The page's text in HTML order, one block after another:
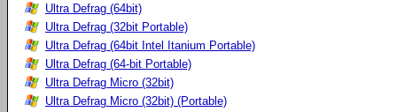
Ultra Defrag (64bit)
Ultra Defrag (32bit Portable)
Ultra Defrag (64bit Intel Itanium Portable)
Ultra Defrag (64-bit Portable)
Ultra Defrag Micro (32bit)
Ultra Defrag Micro (32bit) (Portable)